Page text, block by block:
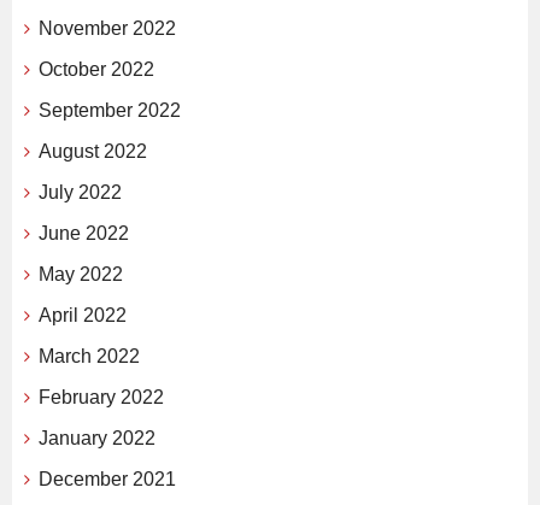
November 2022
October 2022
September 2022
August 2022
July 2022
June 2022
May 2022
April 2022
March 2022
February 2022
January 2022
December 2021